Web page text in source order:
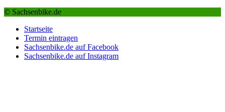
© Sachsenbike.de
Startseite
Termin eintragen
Sachsenbike.de auf Facebook
Sachsenbike.de auf Instagram